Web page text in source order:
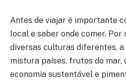
Antes de viajar é importante
local e saber onde comer. Por
diversas culturas diferentes,
mistura países, frutos do mar,
economia sustentável e